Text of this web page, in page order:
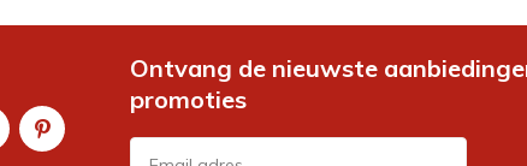
Ontvang de nieuwste
promoties